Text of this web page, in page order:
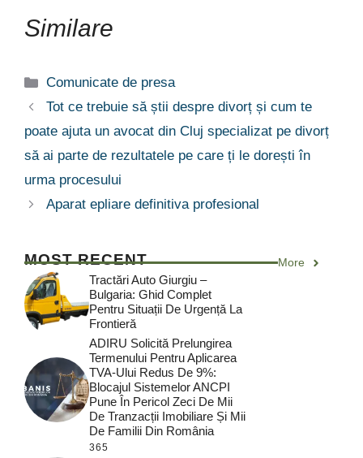
Similare
Categorii
Comunicate de presa
Tot ce trebuie să știi despre divorț și cum te
poate ajuta un avocat din Cluj specializat pe divorț
să ai parte de rezultatele pe care ți le dorești în
urma procesului
Aparat epliare definitiva profesional
MOST RECENT More
Tractări Auto Giurgiu –
Bulgaria: Ghid Complet
Pentru Situații De Urgență La
Frontieră
ADIRU Solicită Prelungirea
Termenului Pentru Aplicarea
TVA-Ului Redus De 9%:
Blocajul Sistemelor ANCPI
Pune În Pericol Zeci De Mii
De Tranzacții Imobiliare Și Mii
De Familii Din România
365